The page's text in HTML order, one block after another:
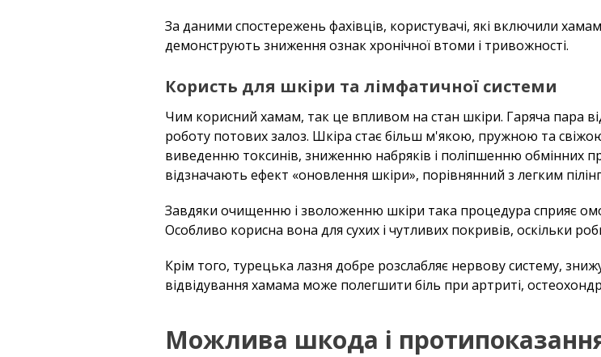
За даними спостережень фахівців, користувачі, які включили
демонструють зниження ознак хронічної втоми і тривожності.
Користь для шкіри та лімфатичної системи
Чим корисний хамам, так це впливом на стан шкіри. Гаряча пара
роботу потових залоз. Шкіра стає більш м'якою, пружною та
виведенню токсинів, зниженню набряків і поліпшенню обмінних
відзначають ефект «оновлення шкіри», порівнянний з легким
Завдяки очищенню і зволоженню шкіри така процедура сприяє
Особливо корисна вона для сухих і чутливих покривів, оскільки
Крім того, турецька лазня добре розслабляє нервову систему,
відвідування хамама може полегшити біль при артриті,
Можлива шкода і